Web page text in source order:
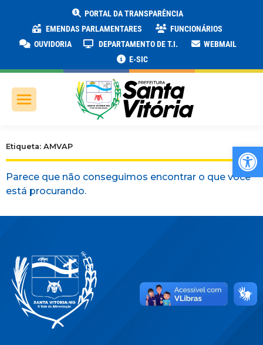
PORTAL DA TRANSPARÊNCIA
EMENDAS PARLAMENTARES
FUNCIONÁRIOS
OUVIDORIA
DEPARTAMENTO DE T.I.
WEBMAIL
E-SIC
Etiqueta: AMVAP
Parece que não conseguimos encontrar o que você
está procurando.